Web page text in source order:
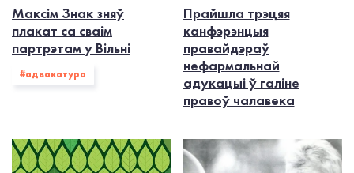
Максім Знак зняў
плакат са сваім
партрэтам у Вільні
#адвакатура
Прайшла трэцяя
канфэрэнцыя
правайдэраў
нефармальнай
адукацыі ў галіне
правоў чалавека